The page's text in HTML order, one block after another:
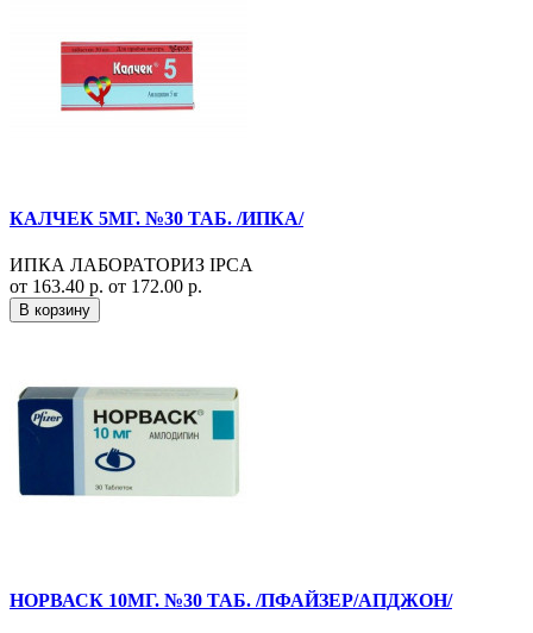
КАЛЧЕК 5МГ. №30 ТАБ. /ИПКА/
ИПКА ЛАБОРАТОРИЗ IPCA
от 163.40 р. от 172.00 р.
В корзину
НОРВАСК 10МГ. №30 ТАБ. /ПФАЙЗЕР/АПДЖОН/